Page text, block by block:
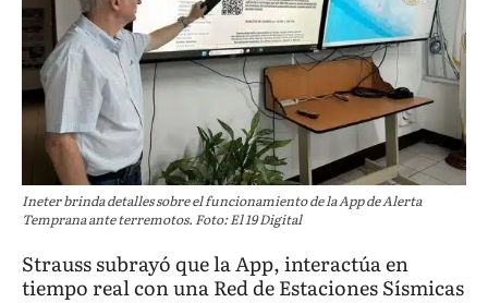
Ineter brinda detalles sobre el funcionamiento de la App de Alerta
Temprana ante terremotos. Foto: El 19 Digital
Strauss subrayó que la App, interactúa en
tiempo real con una Red de Estaciones Sísmicas